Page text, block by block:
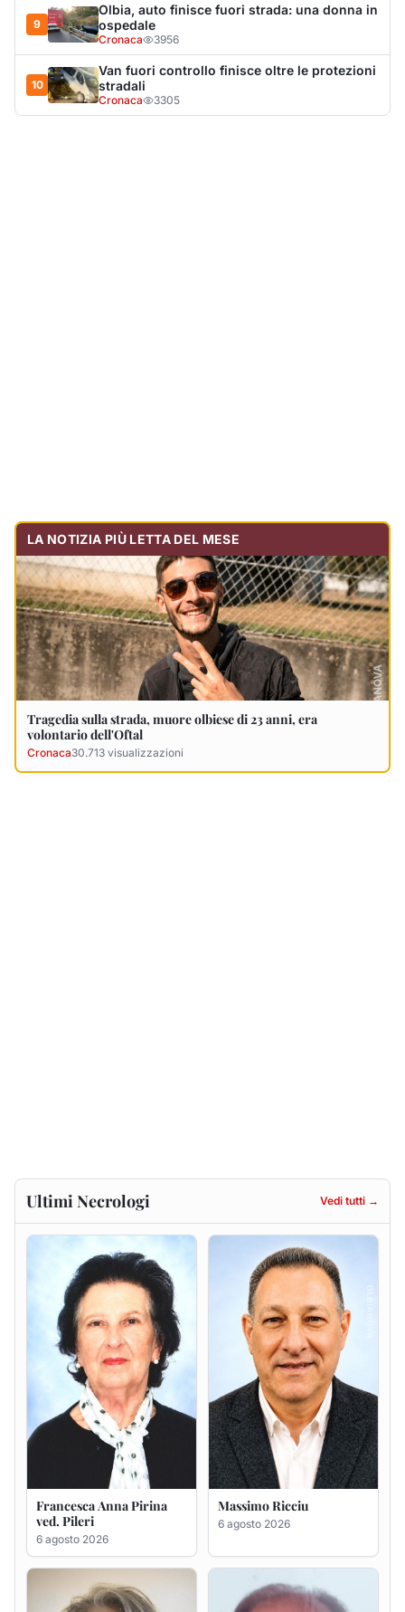
Francesca Anna Pirina
ved. Pileri
6 agosto 2026
Massimo Ricciu
6 agosto 2026
Maria Teresa Floris ved.
6 agosto 2026
Renzo Murrai
5 agosto 2026